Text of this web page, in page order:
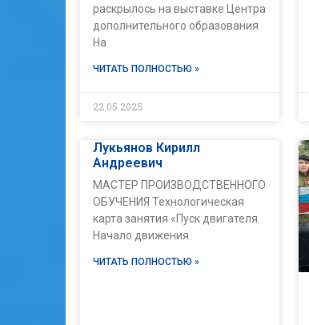
раскрылось на выставке Центра
дополнительного образования
На
ЧИТАТЬ ПОЛНОСТЬЮ »
22.05.2025
Лукьянов Кирилл
Андреевич
МАСТЕР ПРОИЗВОДСТВЕННОГО
ОБУЧЕНИЯ Технологическая
карта занятия «Пуск двигателя.
Начало движения.
ЧИТАТЬ ПОЛНОСТЬЮ »